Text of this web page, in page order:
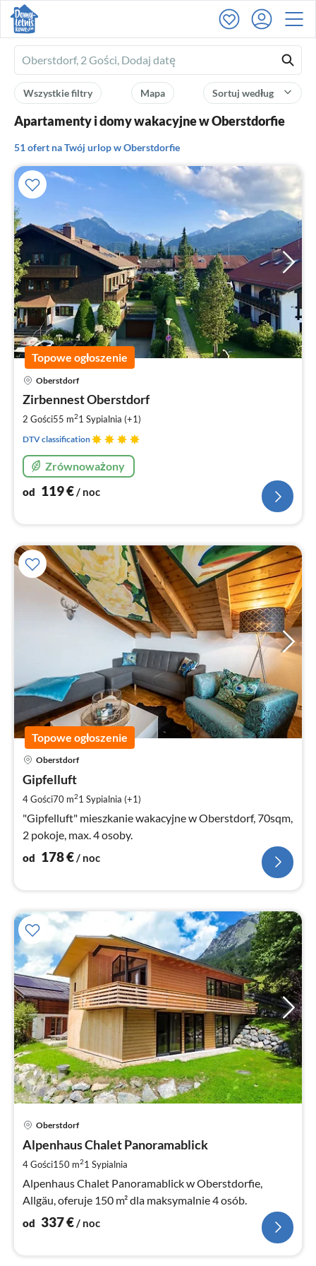
Ferienhausmiete
logo
Sortuj według
Mapa
Wszystkie filtry
Apartamenty i domy wakacyjne w Oberstdorfie
51 ofert na Twój urlop w Oberstdorfie
Topowe ogłoszenie
Oberstdorf
Zirbennest Oberstdorf
2 Gości55 m21 Sypialnia (+1)
DTV classification
Zrównoważony
od 119€/ noc
Topowe ogłoszenie
Oberstdorf
Gipfelluft
4 Gości70 m21 Sypialnia (+1)
"Gipfelluft" mieszkanie wakacyjne w Oberstdorf, 70sqm,
2 pokoje, max. 4 osoby.
od 178€/ noc
Oberstdorf
Alpenhaus Chalet Panoramablick
4 Gości150 m21 Sypialnia
Alpenhaus Chalet Panoramablick w Oberstdorfie,
Allgäu, oferuje 150 m² dla maksymalnie 4 osób.
od 337€/ noc